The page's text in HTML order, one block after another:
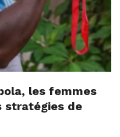
les femmes
stratégies de